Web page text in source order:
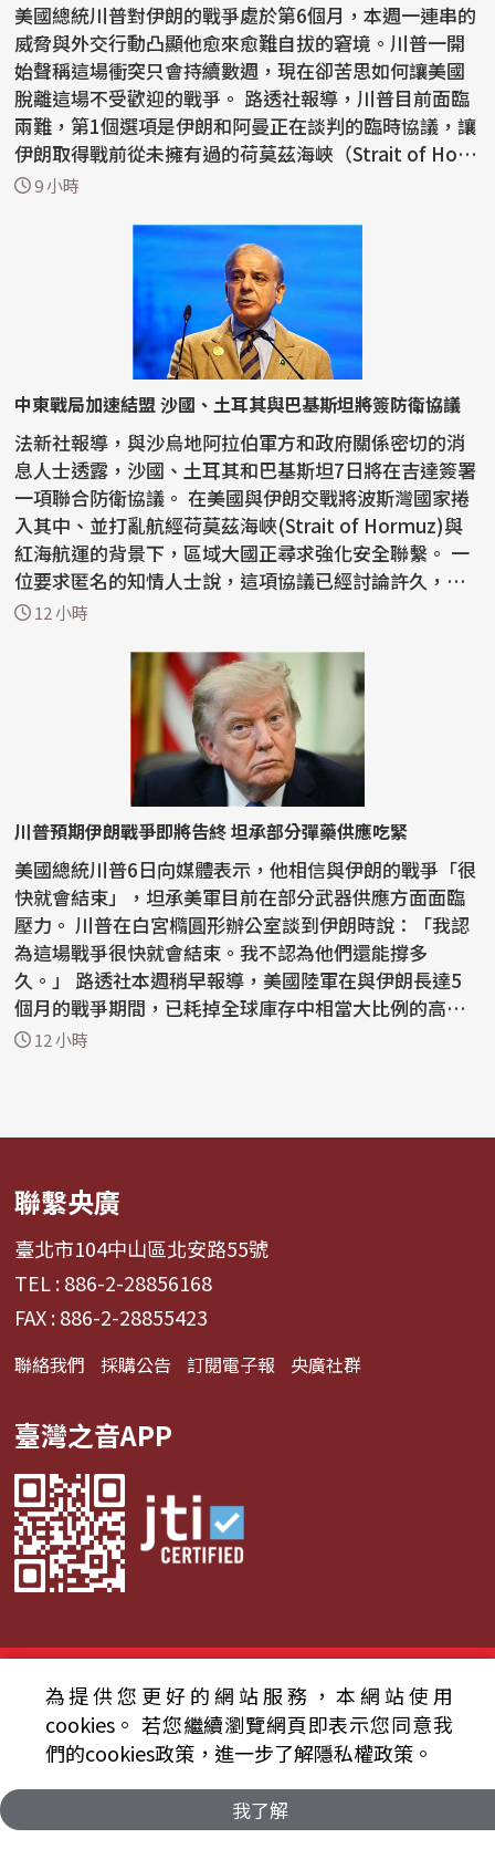
美國總統川普對伊朗的戰爭處於第6個月，本週一連串的
威脅與外交行動凸顯他愈來愈難自拔的窘境。川普一開
始聲稱這場衝突只會持續數週，現在卻苦思如何讓美國
脫離這場不受歡迎的戰爭。 路透社報導，川普目前面臨
兩難，第1個選項是伊朗和阿曼正在談判的臨時協議，讓
伊朗取得戰前從未擁有過的荷莫茲海峽（Strait of Ho
r...9 小時
中東戰局加速結盟 沙國、土耳其與巴基斯坦將簽防衛協議
法新社報導，與沙烏地阿拉伯軍方和政府關係密切的消
息人士透露，沙國、土耳其和巴基斯坦7日將在吉達簽署
一項聯合防衛協議。 在美國與伊朗交戰將波斯灣國家捲
入其中、並打亂航經荷莫茲海峽(Strait of Hormuz)與
紅海航運的背景下，區域大國正尋求強化安全聯繫。 一
位要求匿名的知情人士說，這項協議已經討論許久，
但...12 小時
川普預期伊朗戰爭即將告終 坦承部分彈藥供應吃緊
美國總統川普6日向媒體表示，他相信與伊朗的戰爭「很
快就會結束」，坦承美軍目前在部分武器供應方面面臨
壓力。 川普在白宮橢圓形辦公室談到伊朗時說：「我認
為這場戰爭很快就會結束。我不認為他們還能撐多
久。」 路透社本週稍早報導，美國陸軍在與伊朗長達5
個月的戰爭期間，已耗掉全球庫存中相當大比例的高精
準長程...
12 小時
聯繫央廣
臺北市104中山區北安路55號
TEL : 886-2-28856168
FAX : 886-2-28855423
聯絡我們 採購公告 訂閱電子報 央廣社群
臺灣之音APP
© 2024財團法人中央廣播電臺 版權所有
資通安全政策聲明
服務條款 隱私權條款
為提供您更好的網站服務，本網站使用
cookies。 若您繼續瀏覽網頁即表示您同意我
們的cookies政策，進一步了解隱私權政策。
我了解